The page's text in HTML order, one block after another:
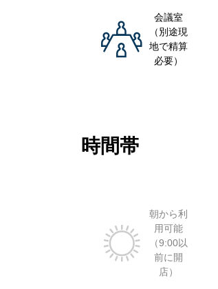
会議室
（別途現
地で精算
必要）
時間帯
朝から利
用可能
（9:00以
前に開
店）